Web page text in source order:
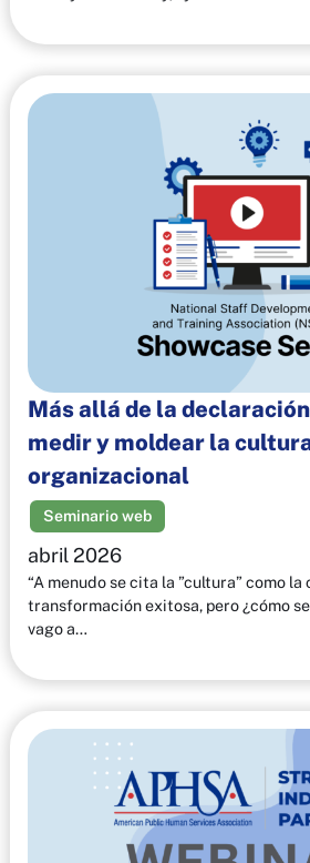
Más allá de la
medir y moldear la
organizacional
Seminario web
abril 2026
“A menudo se cita la ”cultura” como la
transformación exitosa, pero ¿cómo
vago a…